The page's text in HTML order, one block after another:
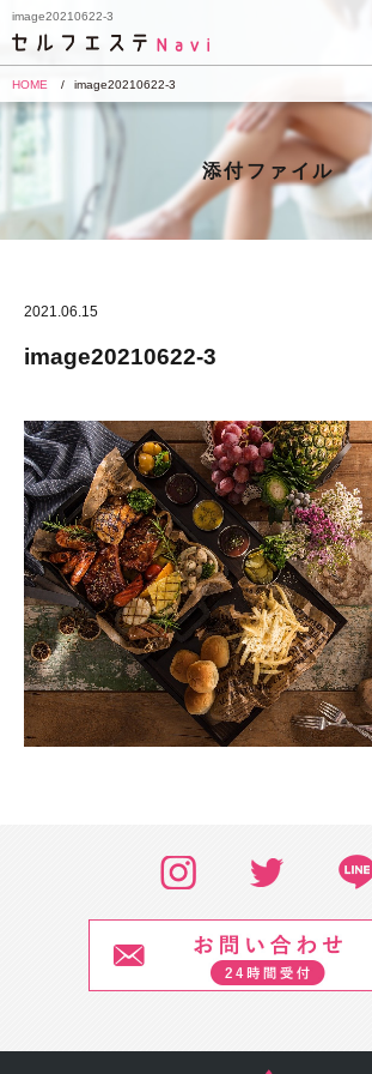
image20210622-3
HOME image20210622-3
添付ファイル
2021.06.15
image20210622-3